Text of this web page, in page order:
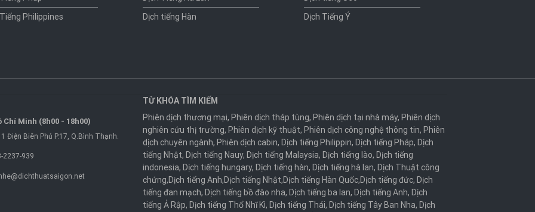
Philippines
Dịch tiếng Hàn
Dịch Tiếng Ý
Chí Minh (8h00 - 18h00)
Điện Biên Phủ P.17, Q.Bình Thạnh.
2237-939
TỪ KHÓA TÌM KIẾM
Phiên dịch thương mại, Phiên dịch tháp tùng, Phiên dịch tại nhà máy, Phiên dịch
nghiên cứu thị trường, Phiên dịch kỹ thuật, Phiên dịch công nghệ thông tin, Phiên
dịch chuyên ngành, Phiên dịch cabin, Dịch tiếng Philippin, Dịch tiếng Pháp, Dịch
tiếng Nhật, Dịch tiếng Nauy, Dịch tiếng Malaysia, Dịch tiếng lào, Dịch tiếng
indonesia, Dịch tiếng hungary, Dịch tiếng hàn, Dịch tiếng hà lan, Dịch Thuật công
chứng,Dịch tiếng Anh,Dịch tiếng Nhật,Dịch tiếng Hàn Quốc,Dịch tiếng đức, Dịch
tiếng đan mạch, Dịch tiếng bồ đào nha, Dịch tiếng ba lan, Dịch tiếng Anh, Dịch
tiếng Ả Rập, Dịch tiếng Thổ Nhĩ Kì, Dịch tiếng Thái, Dịch tiếng Tây Ban Nha, Dịch